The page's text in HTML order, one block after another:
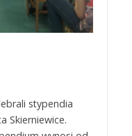
stypendia
Skierniewice.